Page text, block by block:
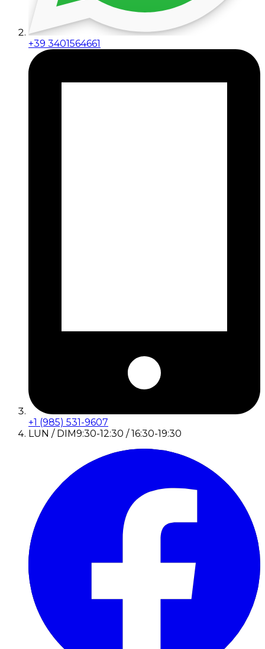
+39 3401564661
+1 (985) 531-9607
LUN / DIM9:30-12:30 / 16:30-19:30